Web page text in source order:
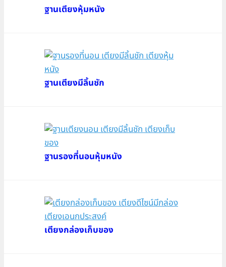
ฐานเตียงหุ้มหนัง
ฐานเตียงมีลิ้นชัก
ฐานรองที่นอนหุ้มหนัง
เตียงกล่องเก็บของ